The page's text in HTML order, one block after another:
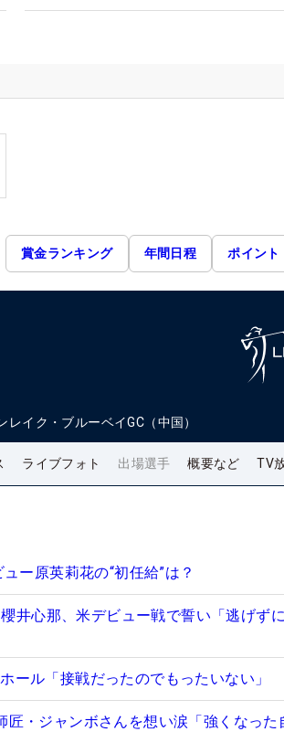
賞金ランキング 年間日程 ポイント
レイク・ブルーベイGC（中国）
ライブフォト 出場選手 概要など TV
ー原英莉花の“初任給”は？
井心那、米デビュー戦で誓い「逃げず
ル「接戦だったのでもったいない」
・ジャンボさんを想い涙「強くなった